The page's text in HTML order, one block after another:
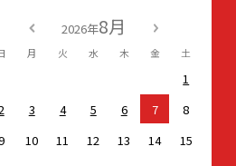
2026年8月
月 火 水 木 金 土
1
3 4 5 6 7
8
10 11 12 13 14
15